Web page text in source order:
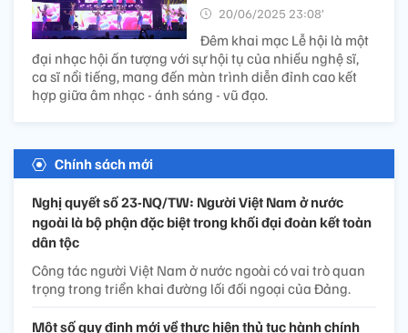
20/06/2025 23:08’
Đêm khai mạc Lễ hội là một
đại nhạc hội ấn tượng với sự hội tụ của nhiều nghệ sĩ,
ca sĩ nổi tiếng, mang đến màn trình diễn đỉnh cao kết
hợp giữa âm nhạc - ánh sáng - vũ đạo.
Chính sách mới
Nghị quyết số 23-NQ/TW: Người Việt Nam ở nước
ngoài là bộ phận đặc biệt trong khối đại đoàn kết toàn
dân tộc
Công tác người Việt Nam ở nước ngoài có vai trò quan
trọng trong triển khai đường lối đối ngoại của Đảng.
Một số quy định mới về thực hiện thủ tục hành chính